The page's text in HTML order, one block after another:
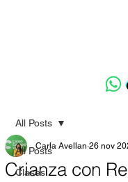
All Posts
Clases
All Posts
Crianza con
Carla Avellan 26 nov